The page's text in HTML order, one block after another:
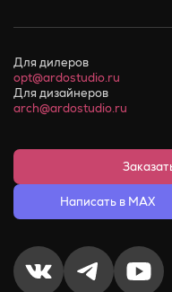
Для дилеров
opt@ardostudio.ru
Для дизайнеров
arch@ardostudio.ru
Написать в MAX